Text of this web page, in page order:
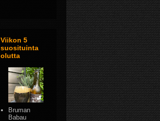
Viikon 5
suosituinta
olutta
Bruman
Babau